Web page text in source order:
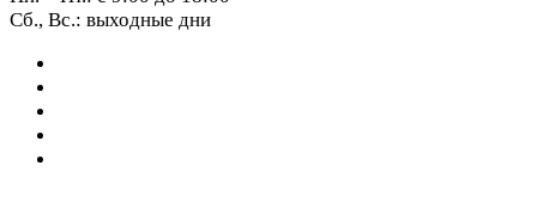
Сб., Вс.: выходные дни